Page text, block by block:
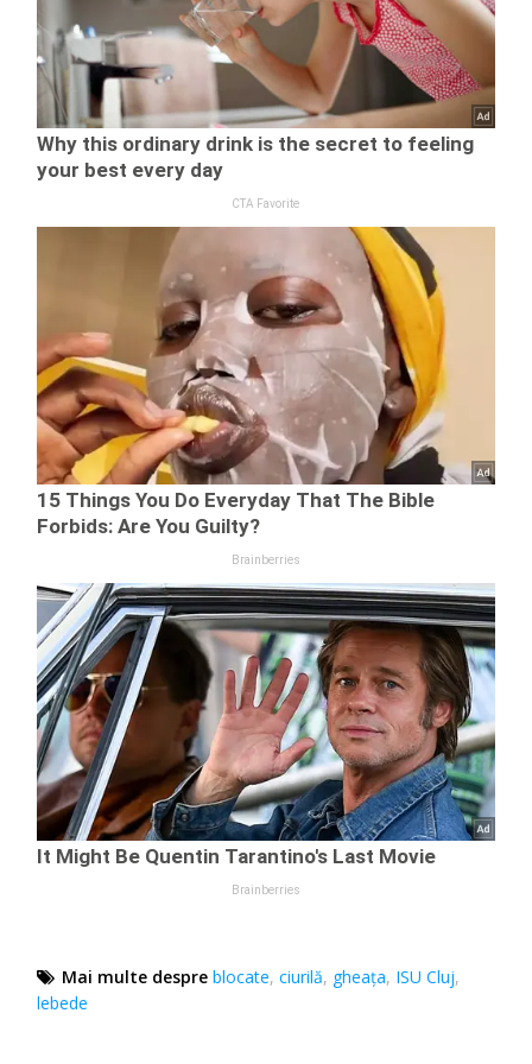
Mai multe despre blocate,ciurilă, gheața, ISU Cluj,
lebede